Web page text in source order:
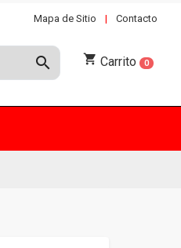
Mapa de Sitio | Contacto
search shopping_cart Carrito 0